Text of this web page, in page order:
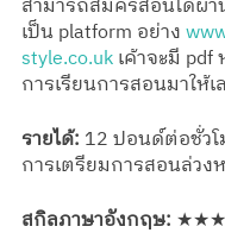
เป็น platform อย่าง
style.co.uk เค้าจะมี
การเรียนการสอนมาให้เ
รายได้: 12 ปอนด์ต่อชั่ว
การเตรียมการสอนล่วง
สกิลภาษาอังกฤษ: